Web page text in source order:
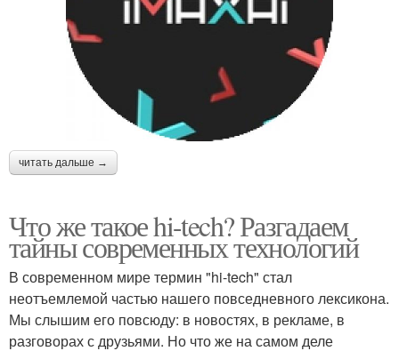
читать дальше →
Что же такое hi-tech? Разгадаем
тайны современных технологий
В современном мире термин "hi-tech" стал
неотъемлемой частью нашего повседневного лексикона.
Мы слышим его повсюду: в новостях, в рекламе, в
разговорах с друзьями. Но что же на самом деле